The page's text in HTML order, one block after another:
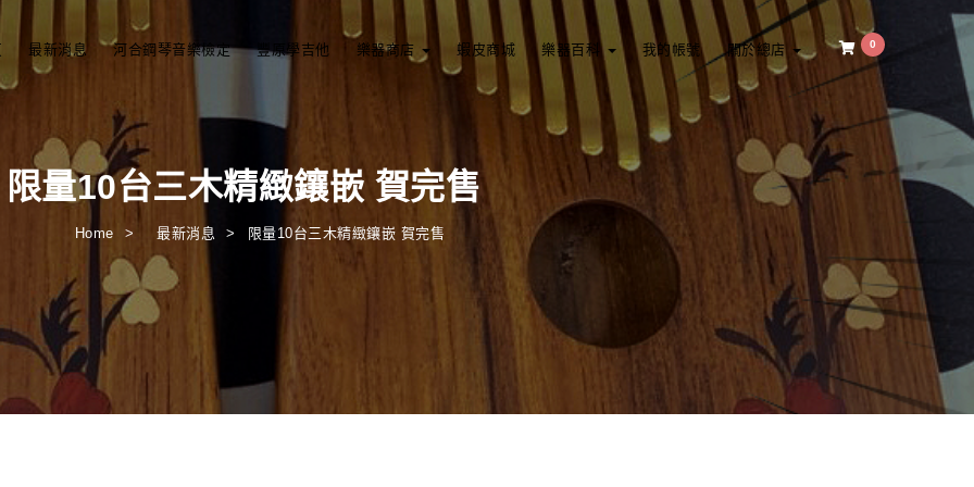
0
最新消息 河合鋼琴音樂檢定 豐原學吉他 樂器商店 蝦皮商城 樂器百科 我的帳號 關於總店
限量10台三木精緻鑲嵌 賀完售
Home 最新消息 限量10台三木精緻鑲嵌 賀完售